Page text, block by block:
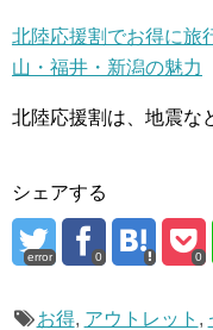
北陸応援割でお得に旅
山・福井・新潟の魅力
北陸応援割は、地震な
シェアする
error 0 0
お得, アウトレット ,